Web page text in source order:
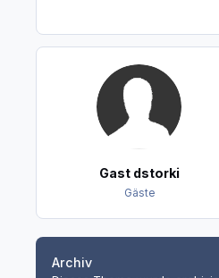
Gast dstorki
Gäste
Archiv